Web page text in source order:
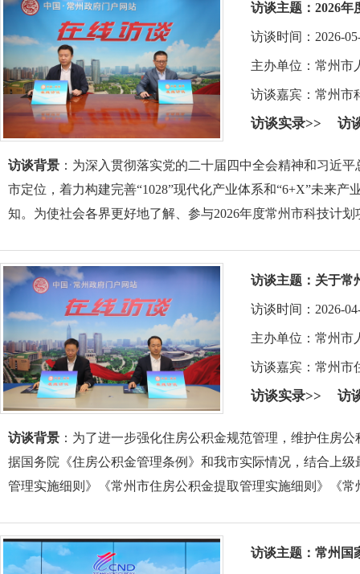
访谈主题： 2026年
访谈时间：2026-
主办单位：常州市
访谈嘉宾： 常州市
访谈实录>> 访
访谈背景 ：为深入贯彻落实党的二十届四中全会精神和习近
市定位，着力构建完善“1028”现代化产业体系和“6+X”未来
知。为使社会各界更好地了解、参与2026年度常州市科技计
访谈主题： 关于常
访谈时间：2026-
主办单位：常州市
访谈嘉宾： 常州市
访谈实录>> 访
访谈背景 ：为了进一步强化住房公积金规范管理，维护住房
据国务院《住房公积金管理条例》和我市实际情况，结合上
管理实施细则》《常州市住房公积金提取管理实施细则》《
访谈主题： 常州国